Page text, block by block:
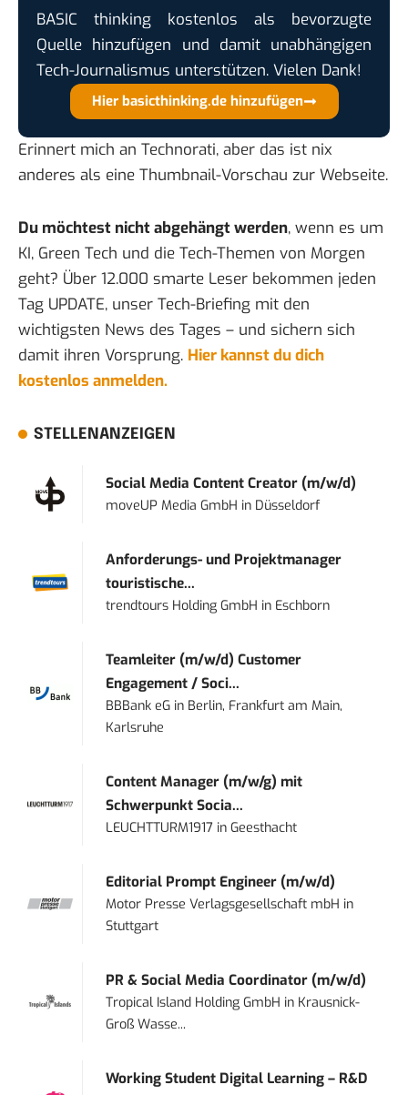
BASIC thinking kostenlos als bevorzugte
Quelle hinzufügen und damit unabhängigen
Tech-Journalismus unterstützen. Vielen Dank!
Hier basicthinking.de hinzufügen
Erinnert mich an Technorati, aber das ist nix
anderes als eine Thumbnail-Vorschau zur Webseite.
Du möchtest nicht abgehängt werden, wenn es um
KI, Green Tech und die Tech-Themen von Morgen
geht? Über 12.000 smarte Leser bekommen jeden
Tag UPDATE, unser Tech-Briefing mit den
wichtigsten News des Tages – und sichern sich
damit ihren Vorsprung. Hier kannst du dich
kostenlos anmelden.
STELLENANZEIGEN
Social Media Content Creator (m/w/d)
moveUP Media GmbH in Düsseldorf
Anforderungs- und Projektmanager
touristische...
trendtours Holding GmbH in Eschborn
Teamleiter (m/w/d) Customer
Engagement / Soci...
BBBank eG in Berlin, Frankfurt am Main,
Karlsruhe
Content Manager (m/w/g) mit
Schwerpunkt Socia...
LEUCHTTURM1917 inGeesthacht
Editorial Prompt Engineer (m/w/d)
Motor Presse Verlagsgesellschaft mbH in
Stuttgart
PR & Social Media Coordinator (m/w/d)
Tropical Island Holding GmbH in Krausnick-
Groß Wasse...
Working Student Digital Learning – R&D